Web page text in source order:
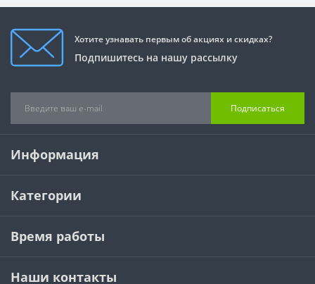
Хотите узнавать первым об акциях и скидках?
Подпишитесь на нашу рассылку
Подписаться
Информация
Категории
Время работы
Наши контакты